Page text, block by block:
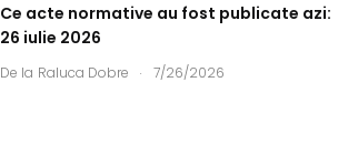
Ce acte normative au fost publicate azi:
26 iulie 2026
De la Raluca Dobre . 7/26/2026